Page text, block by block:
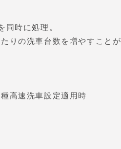
同時に処理。
りの洗車台数を増やすことが
高速洗車設定適用時